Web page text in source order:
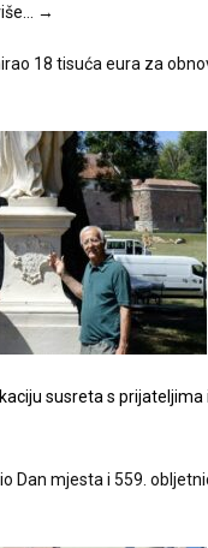
→
18 tisuća eura za
susreta s prijateljima
Dan mjesta i 559.